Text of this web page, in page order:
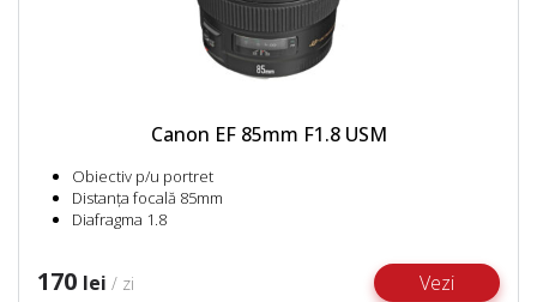
Canon EF 85mm F1.8 USM
Obiectiv p/u portret
Distanța focală 85mm
Diafragma 1.8
170 lei / zi Vezi